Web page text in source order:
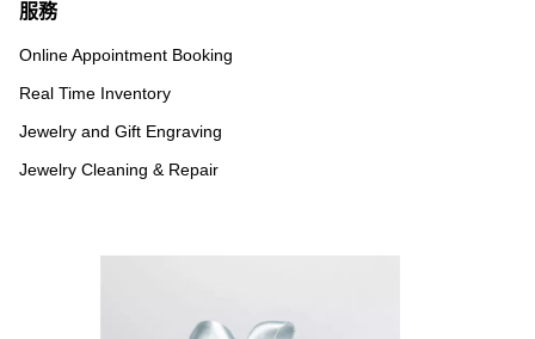
服務
Online Appointment Booking
Real Time Inventory
Jewelry and Gift Engraving
Jewelry Cleaning & Repair